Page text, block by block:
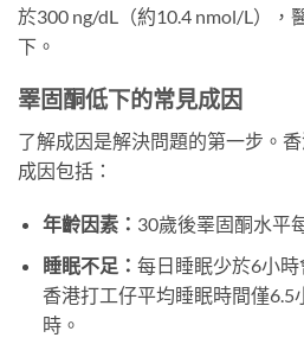
於300 ng/dL（約10.4 nmol/L），
下。
睪固酮低下的常見成因
了解成因是解決問題的第一步。
成因包括：
年齡因素： 30歲後睪固酮水平
睡眠不足： 每日睡眠少於6小時
香港打工仔平均睡眠時間僅
時。